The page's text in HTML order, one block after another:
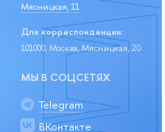
Мясницкая, 11
Для корреспонденции:
101000, Москва, Мясницкая, 20
МЫ В СОЦСЕТЯХ
Telegram
ВКонтакте